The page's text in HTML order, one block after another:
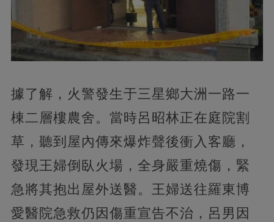
據了解，火警發生于三星鄉大洲一路一
棟二層樓農舍。當時呂昭林正在庭院割
草，聽到屋內傳來爆炸聲後衝入客廳，
發現王婦倒臥火場，全身嚴重燒傷，緊
急將其抱出屋外送醫。王婦送往羅東博
愛醫院急救仍因傷重宣告不治，呂男因